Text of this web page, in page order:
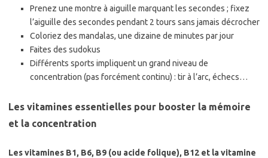
Prenez une montre à aiguille marquant les secondes ; fixez
l’aiguille des secondes pendant 2 tours sans jamais décrocher
Coloriez des mandalas, une dizaine de minutes par jour
Faites des sudokus
Différents sports impliquent un grand niveau de
concentration (pas forcément continu) : tir à l’arc, échecs…
Les vitamines essentielles pour booster la mémoire
et la concentration
Les vitamines B1, B6, B9 (ou acide folique), B12 et la vitamine